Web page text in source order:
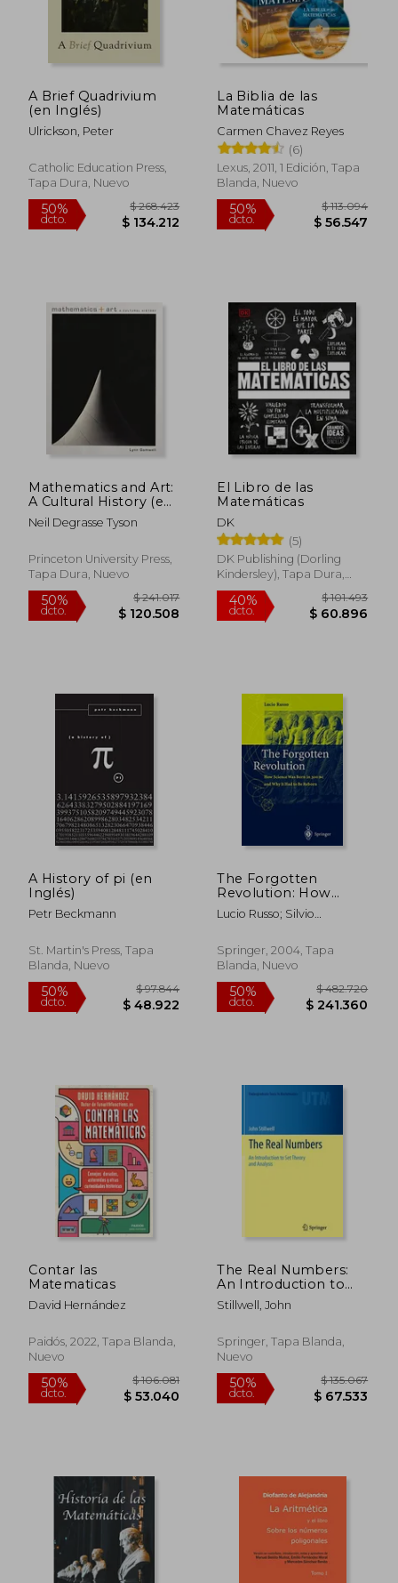
A Brief Quadrivium
(en Inglés)
Ulrickson, Peter
Catholic Education Press,
Tapa Dura, Nuevo
dcto.
La Biblia de las
Matemáticas
Carmen Chavez Reyes
(6)
Lexus, 2011, 1 Edición, Tapa
Blanda, Nuevo
50%
dcto.
Mathematics and Art:
A Cultural History (en
Inglés)
Neil Degrasse Tyson
Princeton University Press,
Tapa Dura, Nuevo
50% $ 241.017
El Libro de las
Matemáticas
DK
(5)
DK Publishing (Dorling
Kindersley), Tapa Dura,
Nuevo
40%
A History of pi (en
Inglés)
Petr Beckmann
St. Martin's Press, Tapa
Blanda, Nuevo
50%
dcto.
The Forgotten
Revolution: How
Science was Born in
300 bc and why it
Inglés)
Lucio Russo; Silvio
Springer, 2004, Tapa
Blanda, Nuevo
50%
dcto. $
Contar las
Matematicas
David Hernández
Paidós, 2022, Tapa Blanda,
Nuevo
The Real Numbers:
An Introduction to
Set Theory and
Analysis (en Inglés)
Stillwell, John
Springer, Tapa Blanda,
Nuevo